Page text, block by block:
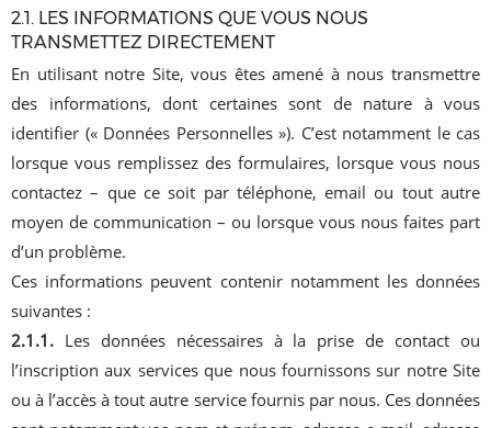
2.1. LES INFORMATIONS QUE VOUS NOUS
TRANSMETTEZ DIRECTEMENT
En utilisant notre Site, vous êtes amené à nous transmettre
des informations, dont certaines sont de nature à vous
identifier (« Données Personnelles »). C’est notamment le cas
lorsque vous remplissez des formulaires, lorsque vous nous
contactez – que ce soit par téléphone, email ou tout autre
moyen de communication – ou lorsque vous nous faites part
d’un problème.
Ces informations peuvent contenir notamment les données
suivantes :
2.1.1. Les données nécessaires à la prise de contact ou
l’inscription aux services que nous fournissons sur notre Site
ou à l’accès à tout autre service fournis par nous. Ces données